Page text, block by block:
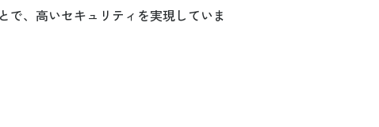
で、高いセキュリティを実現していま